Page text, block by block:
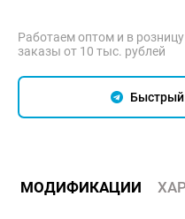
Работаем оптом и в
заказы от 10 тыс. рублей
Быстрый
МОДИФИКАЦИИ